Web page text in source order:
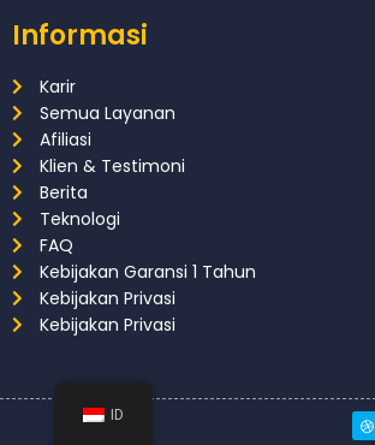
Informasi
Karir
Semua Layanan
Afiliasi
Klien & Testimoni
Berita
Teknologi
FAQ
Kebijakan Garansi 1 Tahun
Kebijakan Privasi
Kebijakan Privasi
ID